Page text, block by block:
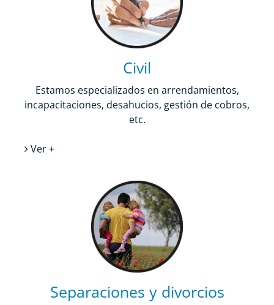
Civil
Estamos especializados en arrendamientos,
incapacitaciones, desahucios, gestión de cobros,
etc.
Ver +
Separaciones y divorcios